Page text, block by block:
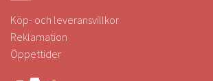
Köp- och leveransvillkor
Reklamation
Öppettider